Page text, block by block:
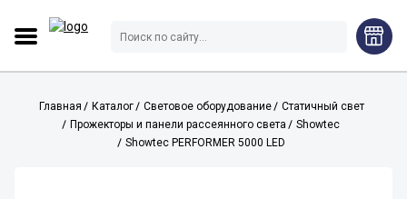
Главная Каталог Световое оборудование
Статичный свет
Прожекторы и панели рассеянного света
Showtec
Showtec PERFORMER 5000 LED